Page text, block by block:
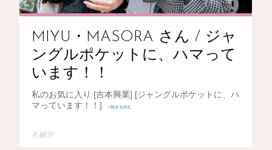
MIYU・MASORA さん / ジャ
ングルポケットに、ハマって
います！！
私のお気に入り [吉本興業] [ジャングルポケットに、ハ
マっています！！]
＞続きを読む
札幌市